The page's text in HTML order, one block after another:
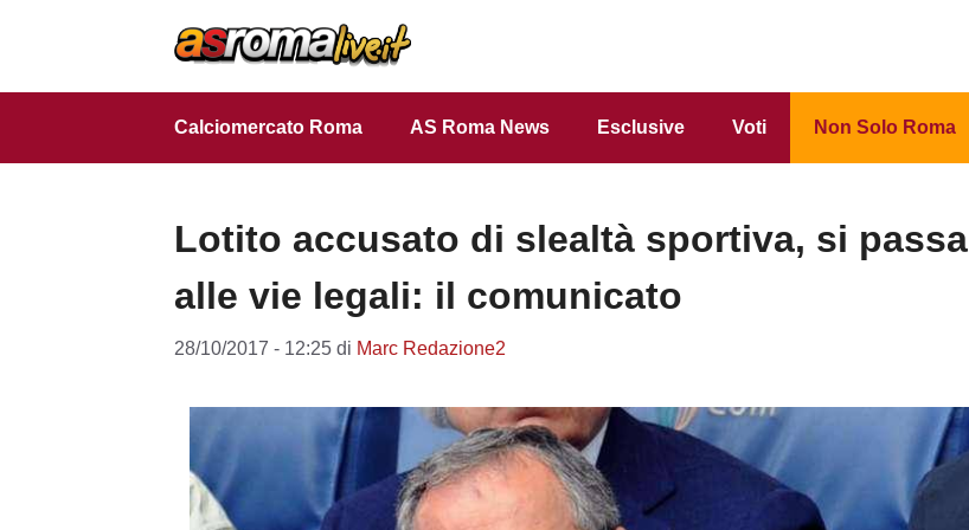
Calciomercato Roma AS Roma News Esclusive Voti Non Solo Roma
Lotito accusato di slealtà sportiva, si passa
alle vie legali: il comunicato
28/10/2017 - 12:25 di Marc Redazione2